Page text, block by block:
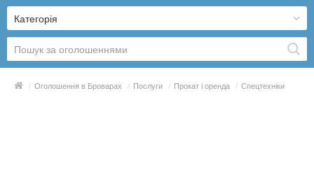
Категорія
/ Оголошення в Броварах / Послуги / Прокат і оренда / Спецтехніки